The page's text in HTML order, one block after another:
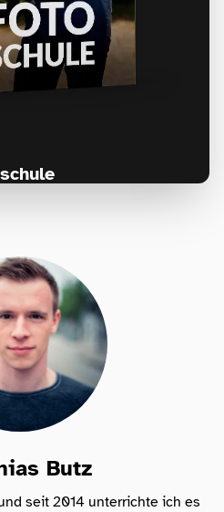
Butz
seit 2014 unterrichte ich es